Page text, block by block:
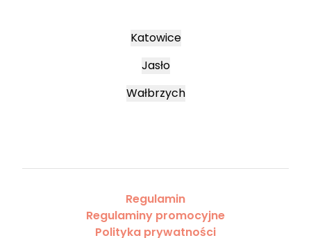
Katowice
Jasło
Wałbrzych
Regulamin
Regulaminy promocyjne
Polityka prywatności